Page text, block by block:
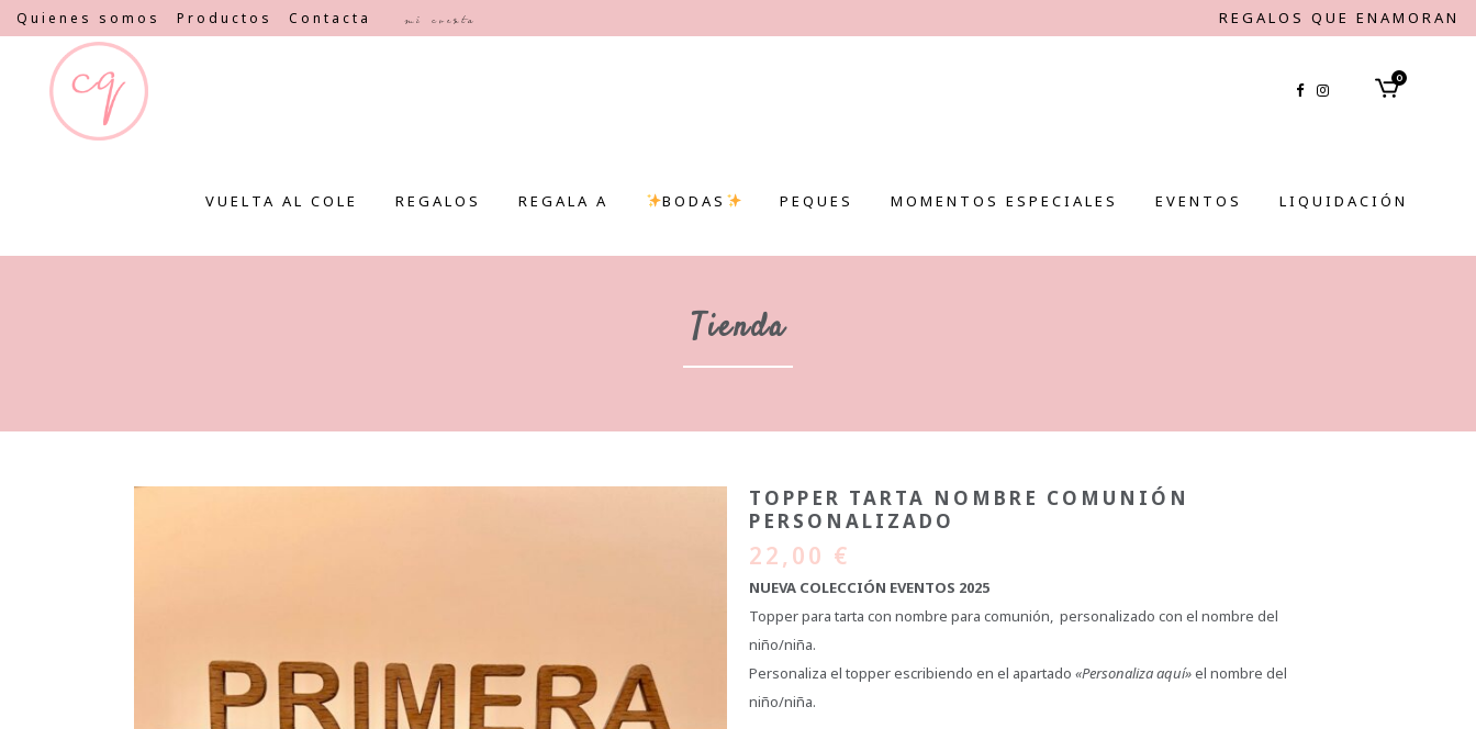
Quienes somos Productos Contacta Mi cuenta REGALOS QUE ENAMORAN
0
VUELTA AL COLE REGALOS REGALA A BODAS PEQUES MOMENTOS ESPECIALES EVENTOS LIQUIDACIÓN
Tienda
TOPPER TARTA NOMBRE COMUNIÓN
PERSONALIZADO
22,00 €
NUEVA COLECCIÓN EVENTOS 2025
Topper para tarta con nombre para comunión, personalizado con el nombre del
niño/niña.
Personaliza el topper escribiendo en el apartado «Personaliza aquí»el nombre del
niño/niña.